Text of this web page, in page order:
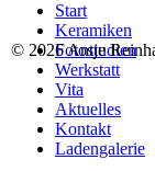
Start
Keramiken
Fotostudien
Werkstatt
Vita
Aktuelles
Kontakt
Ladengalerie
© 2026 Antje